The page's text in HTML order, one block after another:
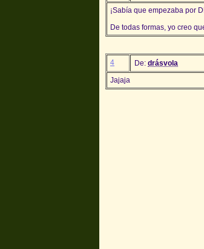
¡Sabía que empezaba por
De todas formas, yo creo
4 De: drásvola
Jajaja